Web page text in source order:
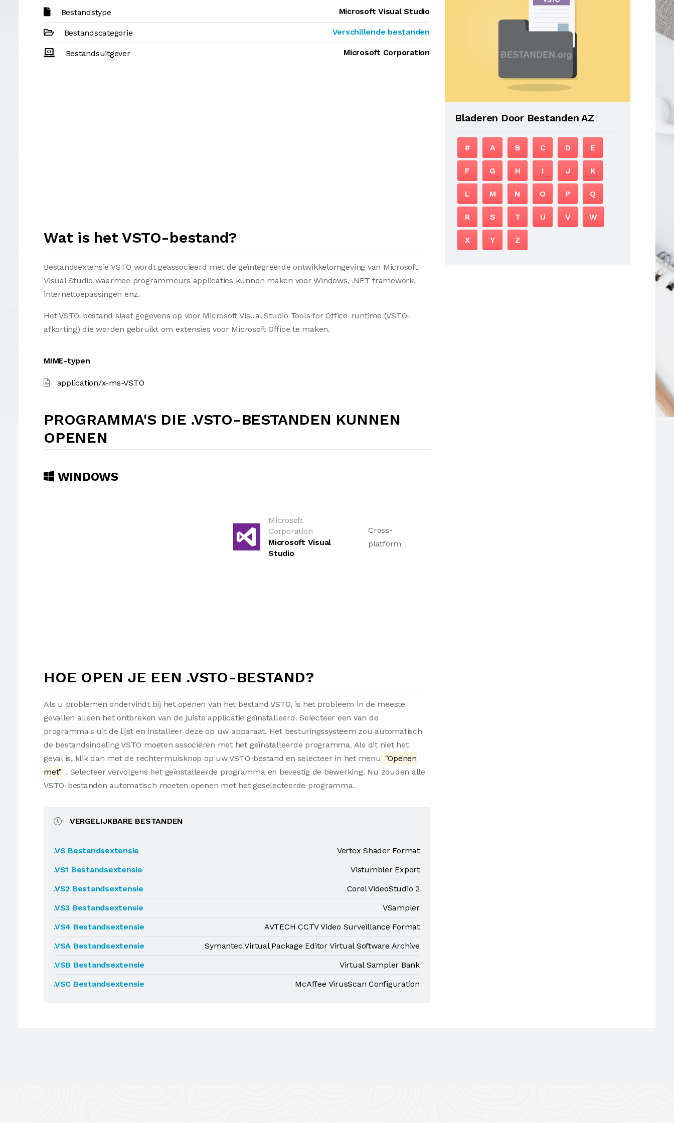
Bestandstype Microsoft Visual Studio
Bestandscategorie Verschillende bestanden
Bestandsuitgever Microsoft Corporation
Wat is het VSTO-bestand?
Bestandsextensie VSTO wordt geassocieerd met de geïntegreerde ontwikkelomgeving van Microsoft
Visual Studio waarmee programmeurs applicaties kunnen maken voor Windows, .NET framework,
internettoepassingen enz.
Het VSTO-bestand slaat gegevens op voor Microsoft Visual Studio Tools for Office-runtime (VSTO-
afkorting) die worden gebruikt om extensies voor Microsoft Office te maken.
MIME-typen
application/x-ms-VSTO
PROGRAMMA'S DIE .VSTO-BESTANDEN KUNNEN
OPENEN
WINDOWS
Microsoft
Corporation
Microsoft Visual
Studio
Cross-
platform
HOE OPEN JE EEN .VSTO-BESTAND?
Als u problemen ondervindt bij het openen van het bestand VSTO, is het probleem in de meeste
gevallen alleen het ontbreken van de juiste applicatie geïnstalleerd. Selecteer een van de
programma's uit de lijst en installeer deze op uw apparaat. Het besturingssysteem zou automatisch
de bestandsindeling VSTO moeten associëren met het geïnstalleerde programma. Als dit niet het
geval is, klik dan met de rechtermuisknop op uw VSTO-bestand en selecteer in het menu "Openen
met" . Selecteer vervolgens het geïnstalleerde programma en bevestig de bewerking. Nu zouden alle
VSTO-bestanden automatisch moeten openen met het geselecteerde programma.
VERGELIJKBARE BESTANDEN
.VS Bestandsextensie
Vertex Shader Format
.VS1 Bestandsextensie
Vistumbler Export
.VS2 Bestandsextensie
Corel VideoStudio 2
.VS3 Bestandsextensie
VSampler
.VS4 Bestandsextensie
AVTECH CCTV Video Surveillance Format
.VSA Bestandsextensie
Symantec Virtual Package Editor Virtual Software Archive
.VSB Bestandsextensie
Virtual Sampler Bank
.VSC Bestandsextensie
McAffee VirusScan Configuration
Bladeren Door Bestanden AZ
# A B C D E
F G H I J K
L M N O P Q
R S T U V W
X Y Z